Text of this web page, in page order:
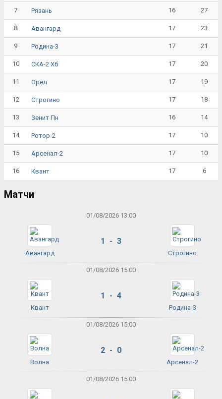
7 Рязань 16 27
8 Авангард 17 23
9 Родина-3 17 21
10 СКА-2 Хб 17 20
11 Орёл 17 19
12 Строгино 17 18
13 Зенит Пн 16 14
14 Ротор-2 17 10
15 Арсенал-2 17 10
16 Квант 17 6
Матчи
01/08/2026 13:00
Авангард
1 - 3
Строгино
01/08/2026 15:00
Квант
1 - 4
Родина-3
01/08/2026 15:00
Волна
2 - 0
Арсенал-2
01/08/2026 15:00